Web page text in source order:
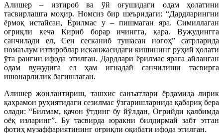
Алишер – изтироб ва ўй оғушидаги одам ҳолатини
тасвирлашга моҳир. Номсиз бир шеъридаги: “Дардларингни
ёрмоқ истайсан, Ёрилмас у – пишмаган яра. Симиллаган
оғриқли кеча Кириб борар ичингга, қара. Вужудингга
санчилади ел, Сен сесканиб тушасан ногоҳ” сатрларида
номаълум изтироблар исканжасидаги кишининг руҳий ҳолати
ўта рангин ифода этилган. Дардлари ёрилмас ярага айланган
одам вужудига ел ҳам игнадай санчилиши тасвирга
ишонарлилик бағишлаган.
Алишер жонлантириш, ташхис санъатлари ёрдамида лирик
қаҳрамон руҳиятидаги сезилмас ўзгаришларнида қабариқ бера
олади: “Билмам, қачон ўтдинг бу йўлдан, Оғрийди қалбимда
оёқ изларинг”. Бу тасвирда юракни билдирмай забт этган
фотиҳ музаффариятининг оғриқли оқибати ифода этилган.